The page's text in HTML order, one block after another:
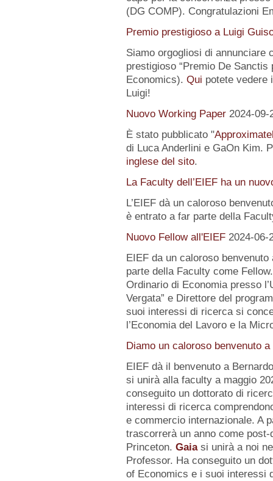
(DG COMP). Congratulazioni
Premio prestigioso a Luigi
Siamo orgogliosi di annunciare
prestigioso “Premio De
Economics). Qui potete vedere
Luigi!
Nuovo Working Paper 2024-09-
È stato pubblicato "
di Luca Anderlini e GaOn Kim.
inglese del sito.
La Faculty dell’EIEF ha un
L’EIEF dà un caloroso
è entrato a far parte della
Nuovo Fellow all'EIEF 2024-06-
EIEF da un caloroso
parte della Faculty come
Ordinario di Economia presso
Vergata” e Direttore del
suoi interessi di ricerca si
l’Economia del Lavoro e la
Diamo un caloroso benvenuto
EIEF dà il benvenuto a
si unirà alla faculty a maggio
conseguito un dottorato di
interessi di ricerca
e commercio internazionale. A
trascorrerà un anno come
Princeton. Gaiasi unirà a noi
Professor. Ha conseguito un
of Economics e i suoi interessi